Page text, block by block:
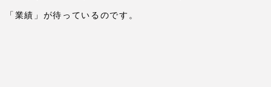
「業績」が待っているのです。